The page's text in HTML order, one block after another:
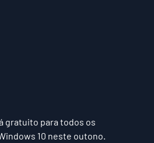
gratuito para todos os
10 neste outono.